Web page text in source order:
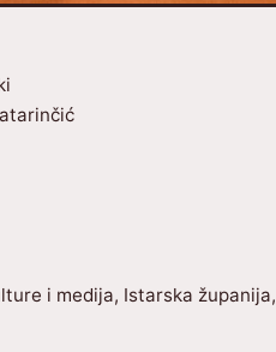
i medija, Istarska županija,